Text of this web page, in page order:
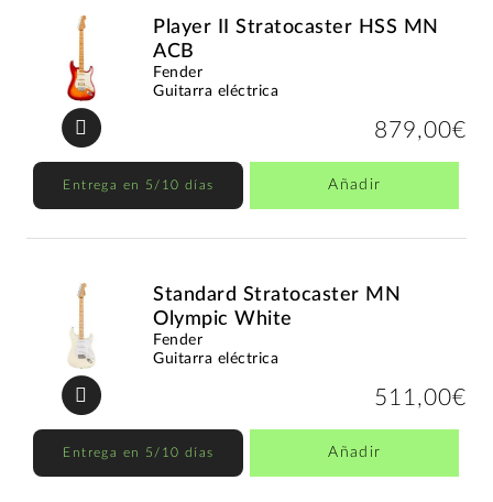
Player II Stratocaster HSS MN
ACB
Fender
Guitarra eléctrica
879,00€
Entrega en 5/10 días Añadir
Standard Stratocaster MN
Olympic White
Fender
Guitarra eléctrica
511,00€
Entrega en 5/10 días Añadir